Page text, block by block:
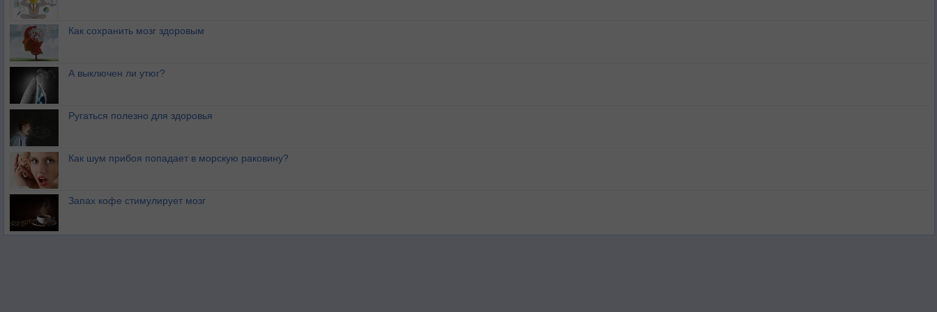
Как сохранить мозг здоровым
А выключен ли утюг?
Ругаться полезно для здоровья
Как шум прибоя попадает в морскую раковину?
Запах кофе стимулирует мозг